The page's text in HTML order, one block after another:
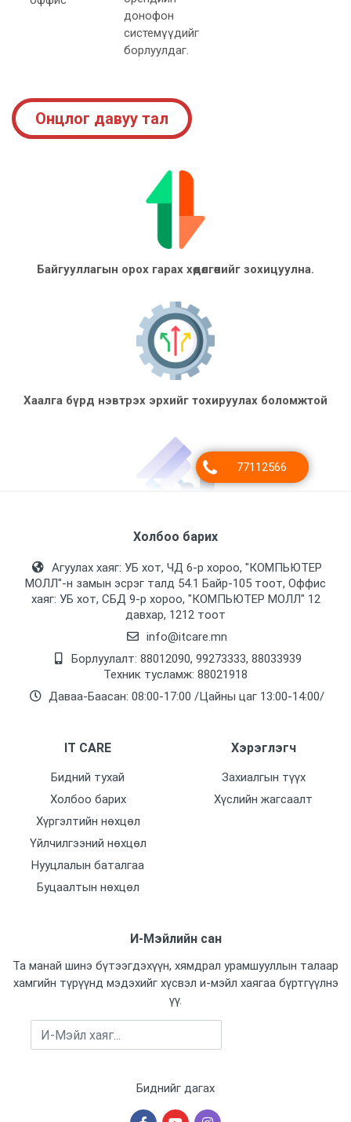
Холбоо барих
Агуулах хаяг: УБ хот, ЧД 6-р хороо, "КОМПЬЮТЕР
МОЛЛ᠌"-н замын эсрэг талд 54.1 Байр-105 тоот, Оффис
хаяг: УБ хот, СБД 9-р хороо, "КОМПЬЮТЕР МОЛЛ᠌" 12
давхар, 1212 тоот
info@itcare.mn
Борлуулалт: 88012090, 99273333, 88033939
Техник тусламж: 88021918
Даваа-Баасан: 08:00-17:00 /Цайны цаг 13:00-14:00/
IT CARE
Бидний тухай
Холбоо барих
Хүргэлтийн нөхцөл
Үйлчилгээний нөхцөл
Нууцлалын баталгаа
Буцаалтын нөхцөл
Хэрэглэгч
Захиалгын түүх
Хүслийн жагсаалт
И-Мэйлийн сан
Та манай шинэ бүтээгдэхүүн, хямдрал урамшууллын талаар
хамгийн түрүүнд мэдэхийг хүсвэл и-мэйл хаягаа бүртгүүлнэ
үү.
Биднийг дагах